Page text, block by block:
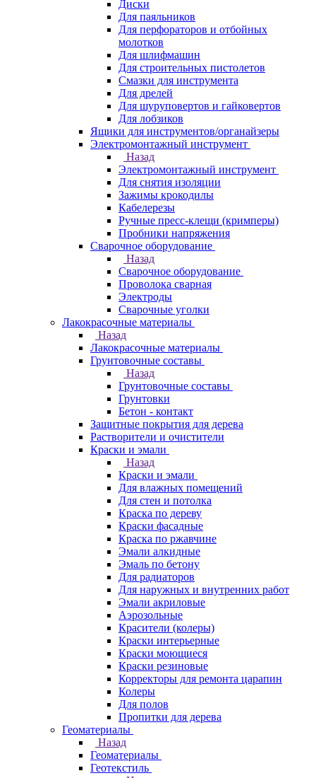
Диски
Для паяльников
Для перфораторов и отбойных
молотков
Для шлифмашин
Для строительных пистолетов
Смазки для инструмента
Для дрелей
Для шуруповертов и гайковертов
Для лобзиков
Ящики для инструментов/органайзеры
Электромонтажный инструмент
Назад
Электромонтажный инструмент
Для снятия изоляции
Зажимы крокодилы
Кабелерезы
Ручные пресс-клещи (кримперы)
Пробники напряжения
Сварочное оборудование
Назад
Сварочное оборудование
Проволока сварная
Электроды
Сварочные уголки
Лакокрасочные материалы
Назад
Лакокрасочные материалы
Грунтовочные составы
Назад
Грунтовочные составы
Грунтовки
Бетон - контакт
Защитные покрытия для дерева
Растворители и очистители
Краски и эмали
Назад
Краски и эмали
Для влажных помещений
Для стен и потолка
Краска по дереву
Краски фасадные
Краска по ржавчине
Эмали алкидные
Эмаль по бетону
Для радиаторов
Для наружных и внутренних работ
Эмали акриловые
Аэрозольные
Красители (колеры)
Краски интерьерные
Краски моющиеся
Краски резиновые
Корректоры для ремонта царапин
Колеры
Для полов
Пропитки для дерева
Геоматериалы
Назад
Геоматериалы
Геотекстиль